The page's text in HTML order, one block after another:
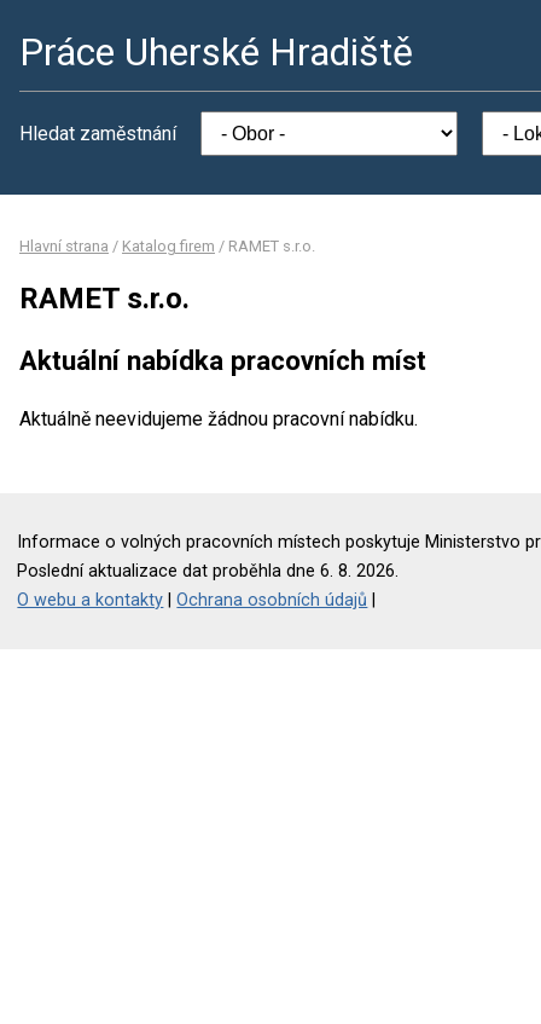
Práce Uherské Hradiště
Hledat zaměstnání
Hlavní strana / Katalog firem / RAMET s.r.o.
RAMET s.r.o.
Aktuální nabídka pracovních míst
Aktuálně neevidujeme žádnou pracovní nabídku.
Informace o volných pracovních místech poskytuje Ministerstvo
Poslední aktualizace dat proběhla dne 6. 8. 2026.
O webu a kontakty |Ochrana osobních údajů